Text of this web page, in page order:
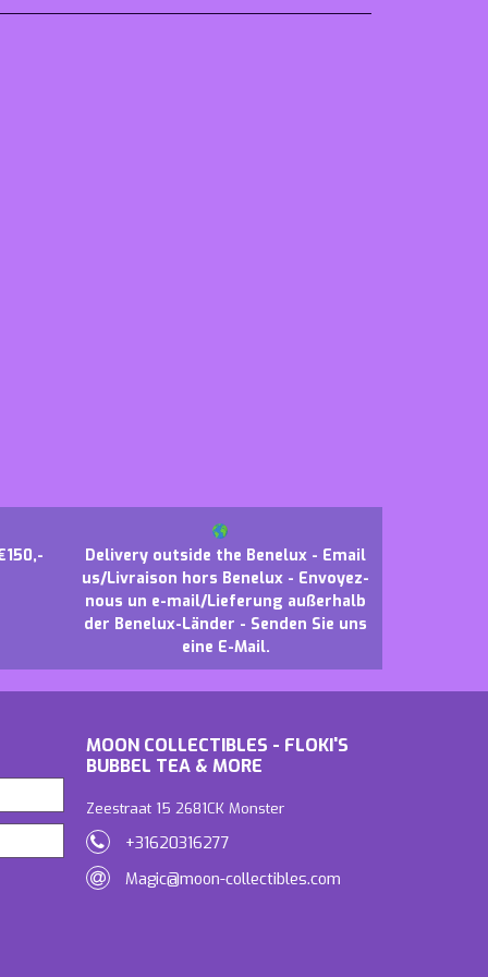
Delivery outside the Benelux - Email
us/Livraison hors Benelux - Envoyez-
nous un e-mail/Lieferung außerhalb
der Benelux-Länder - Senden Sie uns
eine E-Mail.
MOON COLLECTIBLES - FLOKI'S
BUBBEL TEA & MORE
Zeestraat 15 2681CK Monster
+31620316277
Magic@moon-collectibles.com